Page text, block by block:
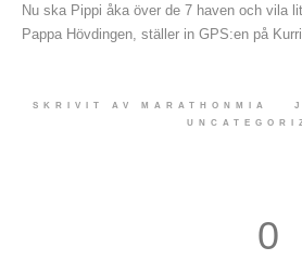
Nu ska Pippi åka över de 7 haven och vila
Pappa Hövdingen, ställer in GPS:en på
SKRIVIT AV MARATHONMIA
0